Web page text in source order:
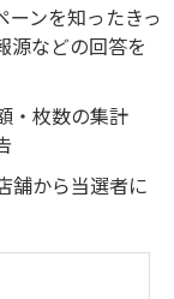
ンを知ったきっ
源などの回答を
・枚数の集計
舗から当選者に